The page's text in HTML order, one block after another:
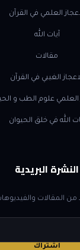
العلمي في القرآن
آيات الله
مقالات
الغيبي في القرآن
العلمي علوم الطب و
الله في خلق الحيوان
النشرة البريدية
والفيديوهات
اشتراك